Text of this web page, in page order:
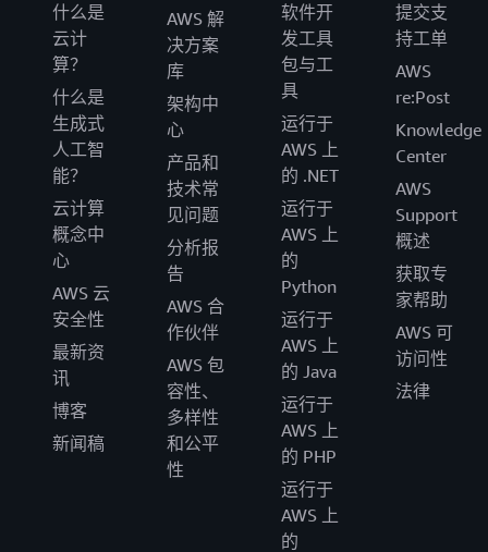
什么是
云计
算？
什么是
生成式
人工智
能？
云计算
概念中
心
AWS 云
安全性
最新资
讯
博客
新闻稿
AWS 解
决方案
库
架构中
心
产品和
技术常
见问题
分析报
告
AWS 合
作伙伴
AWS 包
容性、
多样性
和公平
性
软件开
发工具
包与工
具
运行于
AWS 上
的 .NET
运行于
AWS 上
的
Python
运行于
AWS 上
的 Java
运行于
AWS 上
的 PHP
运行于
AWS 上
的
提交支
持工单
AWS
re:Post
Knowledge
Center
AWS
Support
概述
获取专
家帮助
AWS 可
访问性
法律